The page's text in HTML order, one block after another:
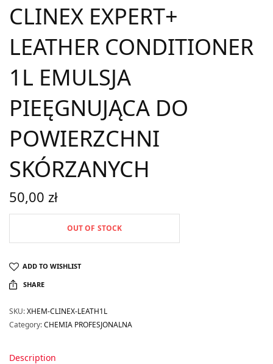
CLINEX EXPERT+
LEATHER CONDITIONER
1L EMULSJA
PIEĘGNUJĄCA DO
POWIERZCHNI
SKÓRZANYCH
50,00 zł
OUT OF STOCK
ADD TO WISHLIST
SHARE
SKU:XHEM-CLINEX-LEATH1L
Category:CHEMIA PROFESJONALNA
Description